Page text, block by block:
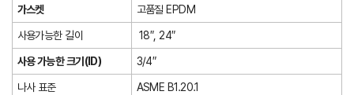
가스켓 고품질 EPDM
사용가능한 길이 18″, 24″
사용 가능한 크기(ID) 3/4″
나사 표준 ASME B1.20.1